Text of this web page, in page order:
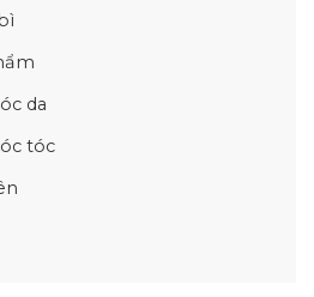
da
tóc